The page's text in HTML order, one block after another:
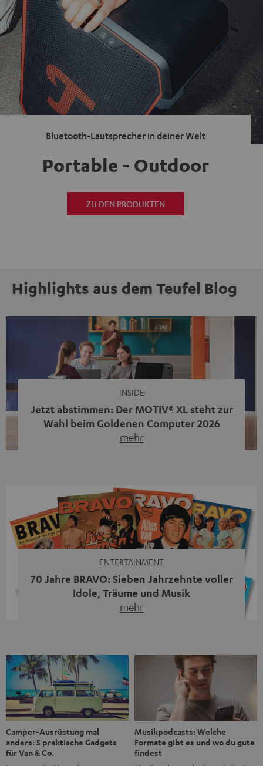
Bluetooth-Lautsprecher in deiner Welt
Portable - Outdoor
ZU DEN PRODUKTEN
Highlights aus dem Teufel Blog
INSIDE
Jetzt abstimmen: Der MOTIV® XL steht zur
Wahl beim Goldenen Computer 2026
mehr
Streaming-System vereint hochwertige HiFi-Technik,
moderne Streaming-Funktionen und hohe Flexibilität in
einem einzigen Gerät – und zeigt, dass man für großen
Sound heute keine klassische HiFi-Anlage mehr braucht.
ENTERTAINMENT
70 Jahre BRAVO: Sieben Jahrzehnte voller
Idole, Träume und Musik
mehr
1956 begleitet das Magazin Jugendliche durch Rock und
Pop, kleine Schwärmereien und große Fragen. Zum 70.
Jubiläum werfen wir einen Blick zurück. Vom Filmheft zur
Jugendmarke: Wie die BRAVO ihren Ton fand Als die […]
Camper-Ausrüstung mal
anders: 5 praktische Gadgets
für Van & Co.
Musikpodcasts: Welche
Formate gibt es und wo du gute
findest